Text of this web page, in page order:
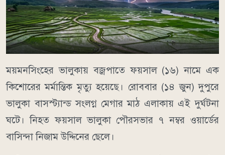
ময়মনসিংহের ভালুকায় বজ্রপাতে ফয়সাল (১৬) নামে এক
কিশোরের মর্মান্তিক মৃত্যু হয়েছে। রোববার (১৪ জুন) দুপুরে
ভালুকা বাসস্ট্যান্ড সংলগ্ন মেগার মাঠ এলাকায় এই দুর্ঘটনা
ঘটে। নিহত ফয়সাল ভালুকা পৌরসভার ৭ নম্বর ওয়ার্ডের
বাসিন্দা নিজাম উদ্দিনের ছেলে।